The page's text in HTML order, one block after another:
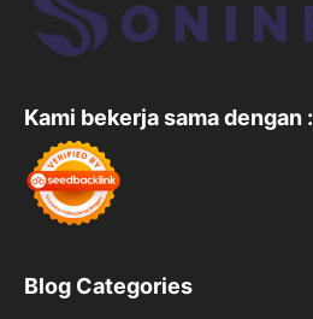
Kami bekerja sama dengan :
Blog Categories